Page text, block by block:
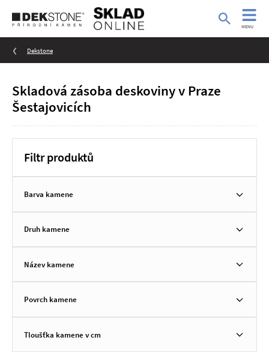
MENU
Dekstone
Skladová zásoba deskoviny v Praze
Šestajovicích
Filtr produktů
Barva kamene
Druh kamene
Název kamene
Povrch kamene
Tloušťka kamene v cm